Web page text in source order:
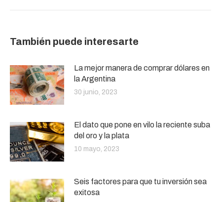
También puede interesarte
La mejor manera de comprar dólares en
la Argentina
30 junio, 2023
El dato que pone en vilo la reciente suba
del oro y la plata
10 mayo, 2023
Seis factores para que tu inversión sea
exitosa